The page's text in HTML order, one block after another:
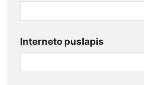
Interneto puslapis